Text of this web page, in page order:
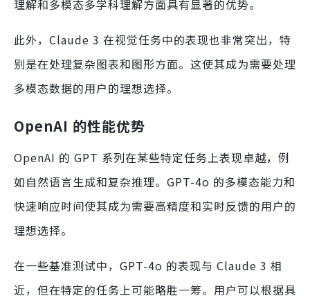
理解和多模态多学科理解方面具有显著的优势。
此外，Claude 3 在视觉任务中的表现也非常突出，特
别是在处理复杂图表和图形方面。这使其成为需要处理
多模态数据的用户的理想选择。
OpenAI 的性能优势
OpenAI 的 GPT 系列在某些特定任务上表现卓越，例
如自然语言生成和复杂推理。GPT-4o 的多模态能力和
快速响应时间使其成为需要高精度和实时反馈的用户的
理想选择。
在一些基准测试中，GPT-4o 的表现与 Claude 3 相
近，但在特定的任务上可能略胜一筹。用户可以根据具